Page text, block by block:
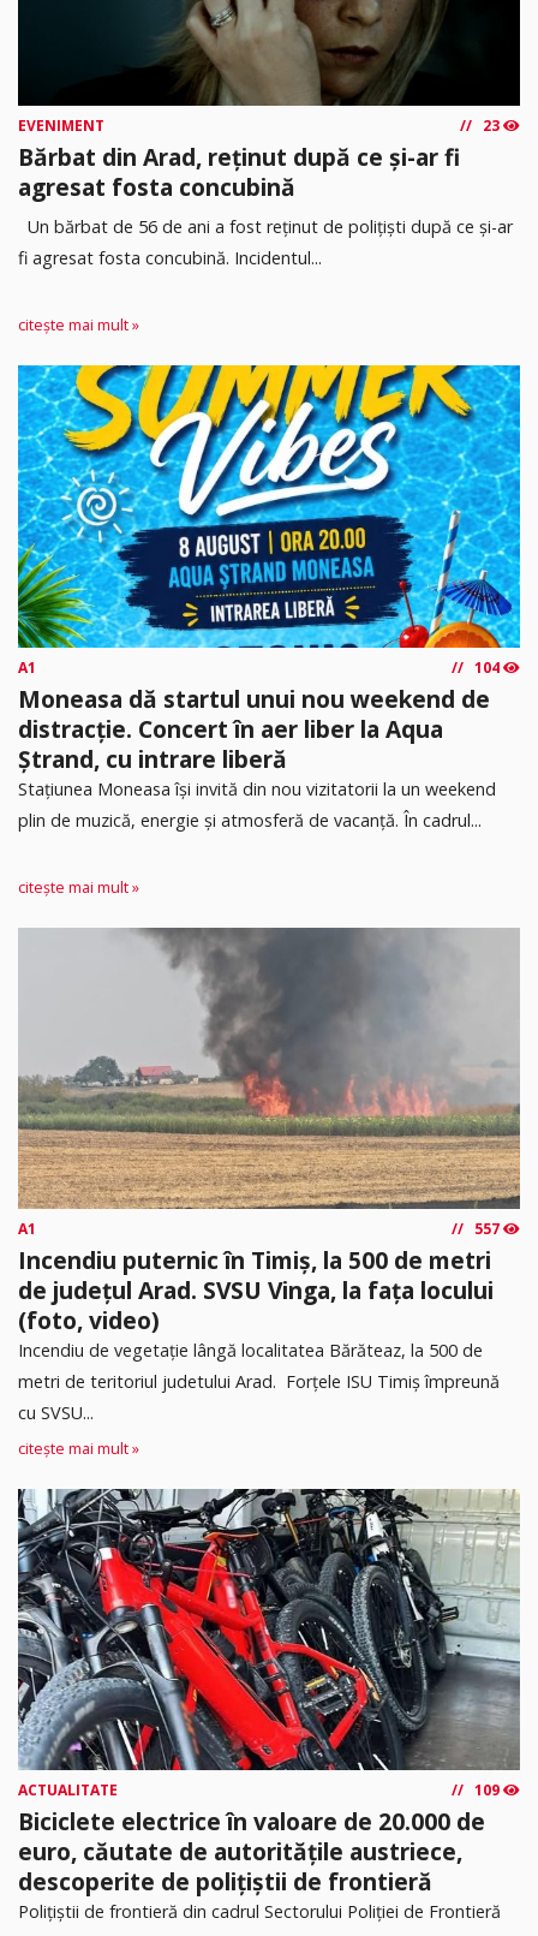
EVENIMENT 23
Bărbat din Arad, reținut după ce și-ar fi
agresat fosta concubină
Un bărbat de 56 de ani a fost reținut de polițiști după ce și-ar
fi agresat fosta concubină. Incidentul...
citește mai mult »
A1 104
Moneasa dă startul unui nou weekend de
distracție. Concert în aer liber la Aqua
Ștrand, cu intrare liberă
Stațiunea Moneasa își invită din nou vizitatorii la un weekend
plin de muzică, energie și atmosferă de vacanță. În cadrul...
citește mai mult »
A1 557
Incendiu puternic în Timiș, la 500 de metri
de județul Arad. SVSU Vinga, la fața locului
(foto, video)
Incendiu de vegetație lângă localitatea Bărăteaz, la 500 de
metri de teritoriul judetului Arad. Forțele ISU Timiș împreună
cu SVSU...
citește mai mult »
ACTUALITATE 109
Biciclete electrice în valoare de 20.000 de
euro, căutate de autoritățile austriece,
descoperite de polițiștii de frontieră
Poliţiştii de frontieră din cadrul Sectorului Poliției de Frontieră